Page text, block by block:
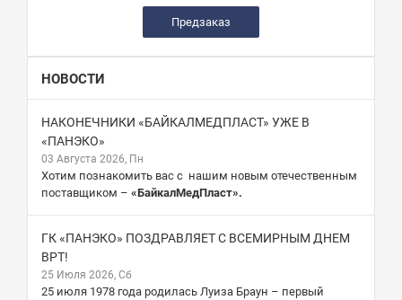
Предзаказ
НОВОСТИ
НАКОНЕЧНИКИ «БАЙКАЛМЕДПЛАСТ» УЖЕ В
«ПАНЭКО»
03 Августа 2026, Пн
Хотим познакомить вас с нашим новым отечественным
поставщиком – «БайкалМедПласт».
ГК «ПАНЭКО» ПОЗДРАВЛЯЕТ С ВСЕМИРНЫМ ДНЕМ
ВРТ!
25 Июля 2026, Сб
25 июля 1978 года родилась Луиза Браун – первый